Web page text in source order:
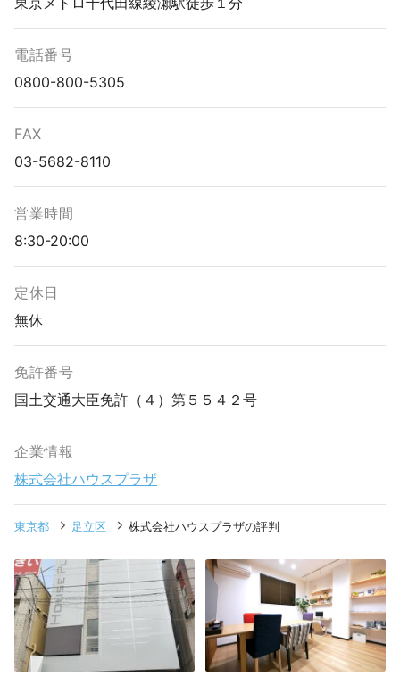
電話番号
0800-800-5305
FAX
03-5682-8110
営業時間
8:30-20:00
定休日
無休
免許番号
国土交通大臣免許（４）第５５４２号
企業情報
株式会社ハウスプラザ
東京都 足立区 株式会社ハウスプラザの評判